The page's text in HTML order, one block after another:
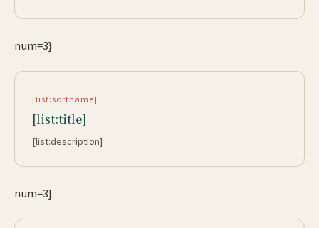
num=3}
[list:sortname]
[list:title]
[list:description]
num=3}